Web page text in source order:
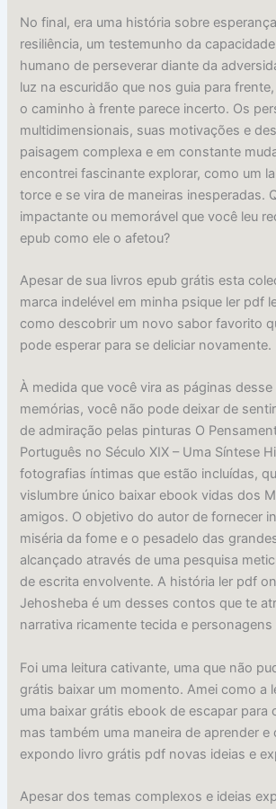
No final, era uma história sobre
resiliência, um testemunho da
humano de perseverar diante da
luz na escuridão que nos guia para
o caminho à frente parece incerto. Os
multidimensionais, suas motivações e
paisagem complexa e em constante
encontrei fascinante explorar, como um
torce e se vira de maneiras inesperadas.
impactante ou memorável que você leu
epub como ele o afetou?
Apesar de sua livros epub grátis esta
marca indelével em minha psique ler pdf
como descobrir um novo sabor favorito
pode esperar para se deliciar novamente.
À medida que você vira as páginas desse
memórias, você não pode deixar de
de admiração pelas pinturas O
Português no Século XIX – Uma Síntese
fotografias íntimas que estão incluídas,
vislumbre único baixar ebook vidas dos
amigos. O objetivo do autor de fornecer
miséria da fome e o pesadelo das
alcançado através de uma pesquisa
de escrita envolvente. A história ler pdf
Jehosheba é um desses contos que te
narrativa ricamente tecida e
Foi uma leitura cativante, uma que não
grátis baixar um momento. Amei como a
uma baixar grátis ebook de escapar para
mas também uma maneira de aprender e
expondo livro grátis pdf novas ideias e
Apesar dos temas complexos e ideias